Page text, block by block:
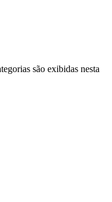
são exibidas nesta